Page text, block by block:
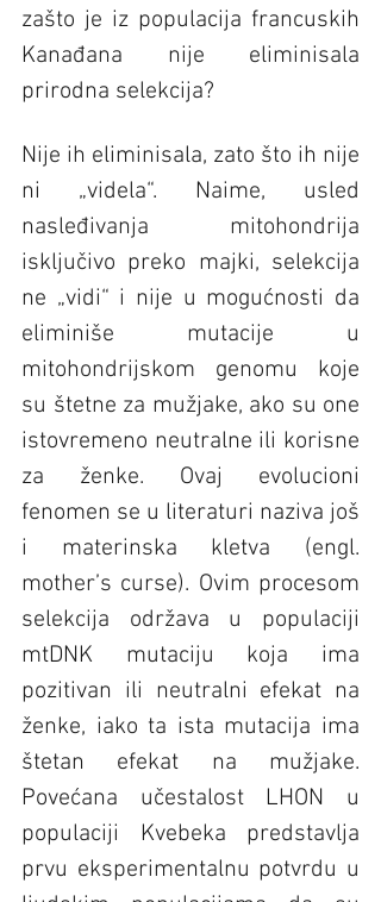
zašto je iz populacija francuskih
Kanađana nije eliminisala
prirodna selekcija?
Nije ih eliminisala, zato što ih nije
ni „videla“. Naime, usled
nasleđivanja mitohondrija
isključivo preko majki, selekcija
ne „vidi“ i nije u mogućnosti da
eliminiše mutacije u
mitohondrijskom genomu koje
su štetne za mužjake, ako su one
istovremeno neutralne ili korisne
za ženke. Ovaj evolucioni
fenomen se u literaturi naziva još
i materinska kletva (engl.
mother’s curse). Ovim procesom
selekcija održava u populaciji
mtDNK mutaciju koja ima
pozitivan ili neutralni efekat na
ženke, iako ta ista mutacija ima
štetan efekat na mužjake.
Povećana učestalost LHON u
populaciji Kvebeka predstavlja
prvu eksperimentalnu potvrdu u